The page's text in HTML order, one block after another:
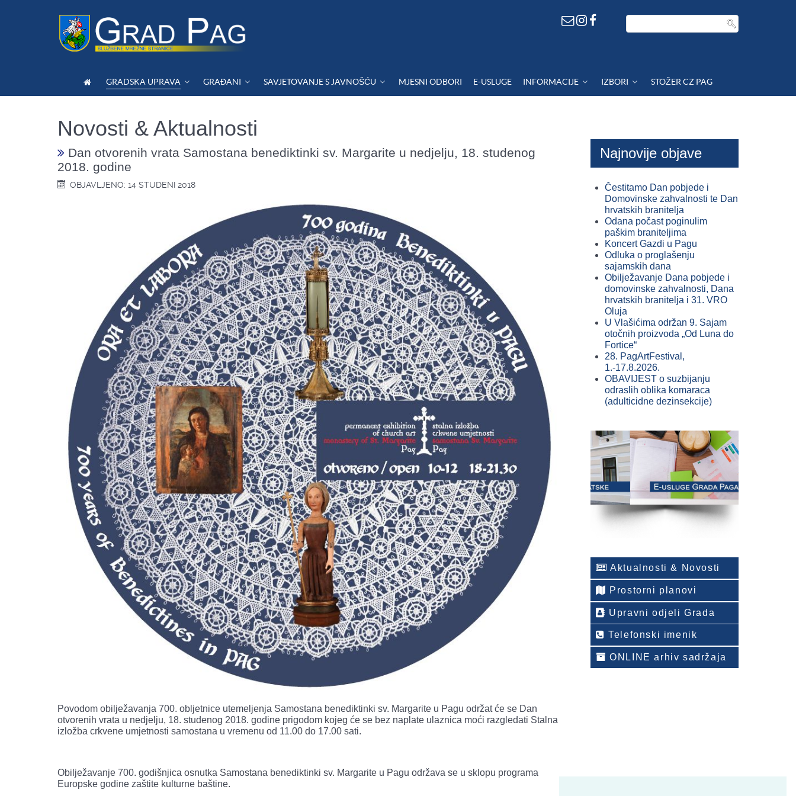
GRADSKA UPRAVA GRAĐANI SAVJETOVANJE S JAVNOŠĆU MJESNI ODBORI E-USLUGE INFORMACIJE IZBORI STOŽER CZ PAG
Novosti & Aktualnosti
Dan otvorenih vrata Samostana benediktinki sv. Margarite u nedjelju, 18. studenog
2018. godine
OBJAVLJENO: 14 STUDENI 2018
Povodom obilježavanja 700. obljetnice utemeljenja Samostana benediktinki sv. Margarite u Pagu održat će se Dan
otvorenih vrata u nedjelju, 18. studenog 2018. godine prigodom kojeg će se bez naplate ulaznica moći razgledati Stalna
izložba crkvene umjetnosti samostana u vremenu od 11.00 do 17.00 sati.
Obilježavanje 700. godišnjica osnutka Samostana benediktinki sv. Margarite u Pagu održava se u sklopu programa
Europske godine zaštite kulturne baštine.
Najnovije objave
Čestitamo Dan pobjede i
Domovinske zahvalnosti te Dan
hrvatskih branitelja
Odana počast poginulim
paškim braniteljima
Koncert Gazdi u Pagu
Odluka o proglašenju
sajamskih dana
Obilježavanje Dana pobjede i
domovinske zahvalnosti, Dana
hrvatskih branitelja i 31. VRO
Oluja
U Vlašićima održan 9. Sajam
otočnih proizvoda „Od Luna do
Fortice“
28. PagArtFestival,
1.-17.8.2026.
OBAVIJEST o suzbijanju
odraslih oblika komaraca
(adulticidne dezinsekcije)
Aktualnosti & Novosti
Prostorni planovi
Upravni odjeli Grada
Telefonski imenik
ONLINE arhiv sadržaja